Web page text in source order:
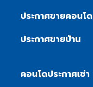
ประกาศขายคอนโด
ประกาศขายบ้าน
คอนโดประกาศเช่า